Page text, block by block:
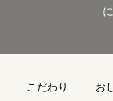
こだわり お